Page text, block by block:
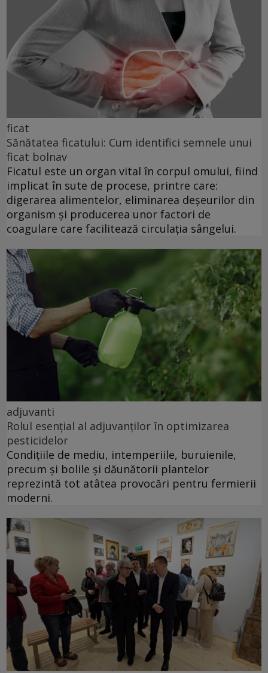
ficat
Sănătatea ficatului: Cum identifici semnele unui
ficat bolnav
Ficatul este un organ vital în corpul omului, fiind
implicat în sute de procese, printre care:
digerarea alimentelor, eliminarea deșeurilor din
organism și producerea unor factori de
coagulare care facilitează circulația sângelui.
adjuvanti
Rolul esențial al adjuvanților în optimizarea
pesticidelor
Condițiile de mediu, intemperiile, buruienile,
precum și bolile și dăunătorii plantelor
reprezintă tot atâtea provocări pentru fermierii
moderni.